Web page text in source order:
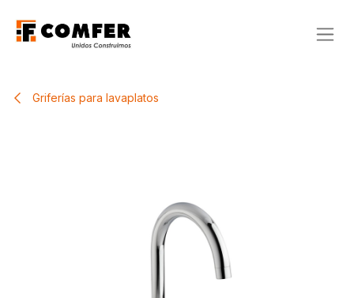
Griferías para lavaplatos